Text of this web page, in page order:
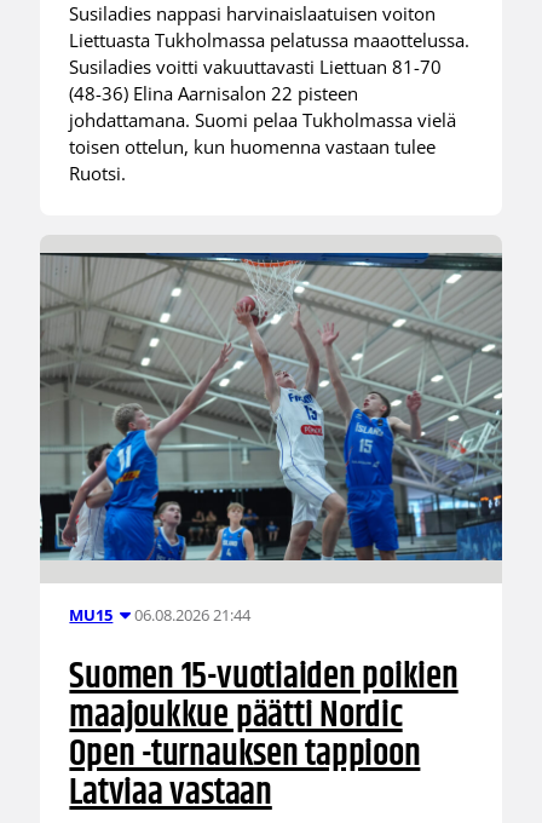
Susiladies nappasi harvinaislaatuisen voiton
Liettuasta Tukholmassa pelatussa maaottelussa.
Susiladies voitti vakuuttavasti Liettuan 81-70
(48-36) Elina Aarnisalon 22 pisteen
johdattamana. Suomi pelaa Tukholmassa vielä
toisen ottelun, kun huomenna vastaan tulee
Ruotsi.
MU15 06.08.2026 21:44
Suomen 15-vuotiaiden poikien
maajoukkue päätti Nordic
Open -turnauksen tappioon
Latviaa vastaan